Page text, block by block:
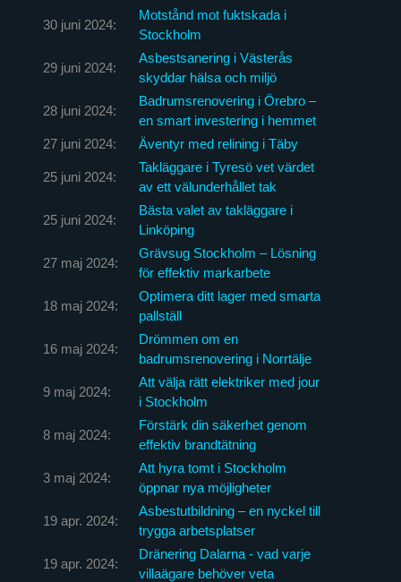
30 juni 2024:
Motstånd mot fuktskada i
Stockholm
29 juni 2024:
Asbestsanering i Västerås
skyddar hälsa och miljö
28 juni 2024:
Badrumsrenovering i Örebro –
en smart investering i hemmet
27 juni 2024:
Äventyr med relining i Täby
25 juni 2024:
Takläggare i Tyresö vet värdet
av ett välunderhållet tak
25 juni 2024:
Bästa valet av takläggare i
Linköping
27 maj 2024:
Grävsug Stockholm – Lösning
för effektiv markarbete
18 maj 2024:
Optimera ditt lager med smarta
pallställ
16 maj 2024:
Drömmen om en
badrumsrenovering i Norrtälje
9 maj 2024:
Att välja rätt elektriker med jour
i Stockholm
8 maj 2024:
Förstärk din säkerhet genom
effektiv brandtätning
3 maj 2024:
Att hyra tomt i Stockholm
öppnar nya möjligheter
19 apr. 2024:
Asbestutbildning – en nyckel till
trygga arbetsplatser
19 apr. 2024:
Dränering Dalarna - vad varje
villaägare behöver veta